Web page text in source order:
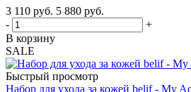
3 110 руб. 5 880 руб.
-
+
В корзину
SALE
Быстрый просмотр
Набор для ухода за кожей belif - My